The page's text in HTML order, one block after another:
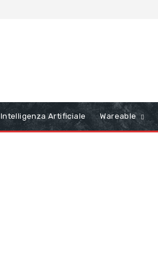
Intelligenza Artificiale Wareable